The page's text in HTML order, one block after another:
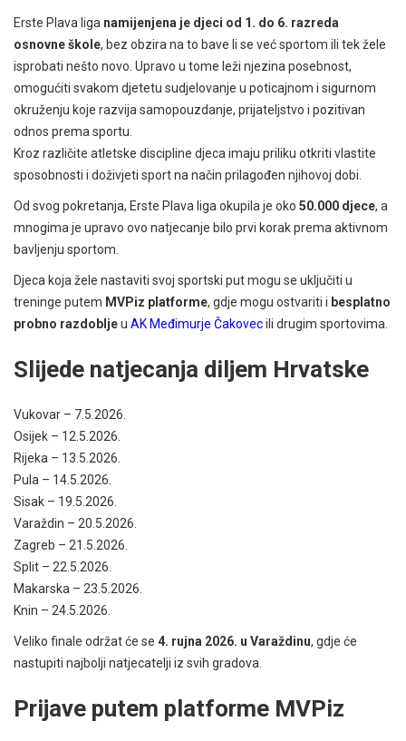
Erste Plava liga namijenjena je djeci od 1. do 6. razreda
osnovne škole, bez obzira na to bave li se već sportom ili tek žele
isprobati nešto novo. Upravo u tome leži njezina posebnost,
omogućiti svakom djetetu sudjelovanje u poticajnom i sigurnom
okruženju koje razvija samopouzdanje, prijateljstvo i pozitivan
odnos prema sportu.
Kroz različite atletske discipline djeca imaju priliku otkriti vlastite
sposobnosti i doživjeti sport na način prilagođen njihovoj dobi.
Od svog pokretanja, Erste Plava liga okupila je oko 50.000 djece, a
mnogima je upravo ovo natjecanje bilo prvi korak prema aktivnom
bavljenju sportom.
Djeca koja žele nastaviti svoj sportski put mogu se uključiti u
treninge putem MVPiz platforme, gdje mogu ostvariti i besplatno
probno razdobljeu AK Međimurje Čakovecili drugim sportovima.
Slijede natjecanja diljem Hrvatske
Vukovar – 7.5.2026.
Osijek – 12.5.2026.
Rijeka – 13.5.2026.
Pula – 14.5.2026.
Sisak – 19.5.2026.
Varaždin – 20.5.2026.
Zagreb – 21.5.2026.
Split – 22.5.2026.
Makarska – 23.5.2026.
Knin – 24.5.2026.
Veliko finale održat će se 4. rujna 2026. u Varaždinu, gdje će
nastupiti najbolji natjecatelji iz svih gradova.
Prijave putem platforme MVPiz